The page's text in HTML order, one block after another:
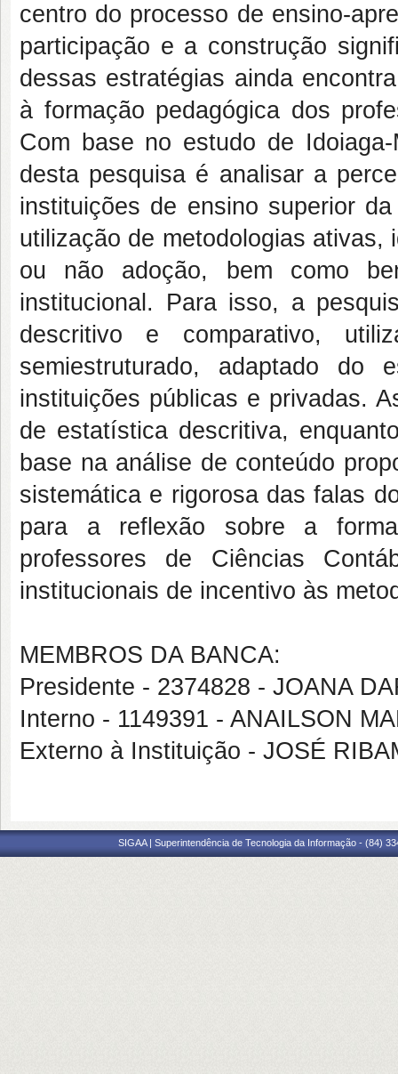
centro do processo de ensino-
participação e a construção
dessas estratégias ainda
à formação pedagógica dos
Com base no estudo de
desta pesquisa é analisar a
instituições de ensino superior
utilização de metodologias ativas,
ou não adoção, bem como
institucional. Para isso, a
descritivo e comparativo,
semiestruturado, adaptado do
instituições públicas e privadas.
de estatística descritiva,
base na análise de conteúdo
sistemática e rigorosa das falas
para a reflexão sobre a
professores de Ciências
institucionais de incentivo às
MEMBROS DA BANCA:
Presidente - 2374828 - JOANA
Interno - 1149391 - ANAILSON
Externo à Instituição - JOSÉ
SIGAA | Superintendência de Tecnologia da Informação - (84)